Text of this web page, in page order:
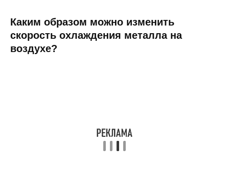
Каким образом можно изменить
скорость охлаждения металла на
воздухе?